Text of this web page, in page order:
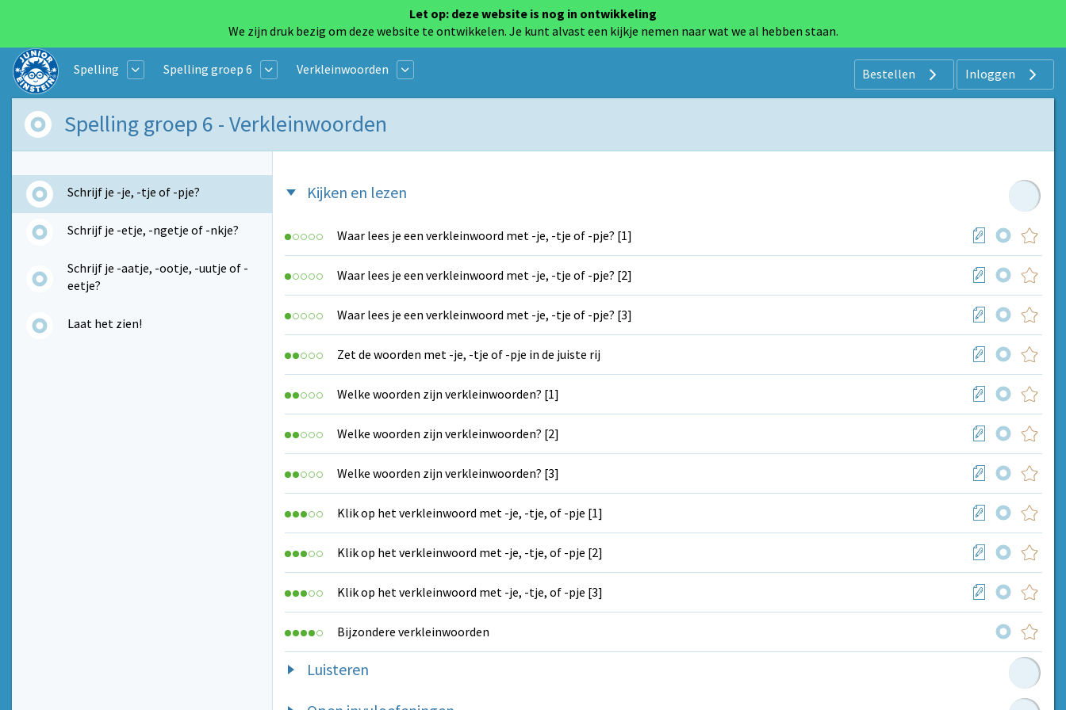
Let op: deze website is nog in ontwikkeling
We zijn druk bezig om deze website te ontwikkelen. Je kunt alvast een kijkje nemen naar wat we al hebben staan.
Spelling Spelling groep 6 Verkleinwoorden Bestellen Inloggen
Spelling groep 6 - Verkleinwoorden
Schrijf je -je, -tje of -pje?
Schrijf je -etje, -ngetje of -nkje?
Schrijf je -aatje, -ootje, -uutje of -
eetje?
Laat het zien!
Kijken en lezen
Waar lees je een verkleinwoord met -je, -tje of -pje? [1]
Waar lees je een verkleinwoord met -je, -tje of -pje? [2]
Waar lees je een verkleinwoord met -je, -tje of -pje? [3]
Zet de woorden met -je, -tje of -pje in de juiste rij
Welke woorden zijn verkleinwoorden? [1]
Welke woorden zijn verkleinwoorden? [2]
Welke woorden zijn verkleinwoorden? [3]
Klik op het verkleinwoord met -je, -tje, of -pje [1]
Klik op het verkleinwoord met -je, -tje, of -pje [2]
Klik op het verkleinwoord met -je, -tje, of -pje [3]
Bijzondere verkleinwoorden
Luisteren